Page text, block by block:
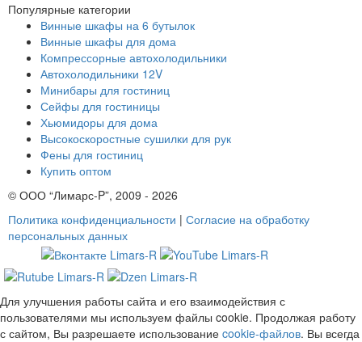
Популярные категории
Винные шкафы на 6 бутылок
Винные шкафы для дома
Компрессорные автохолодильники
Автохолодильники 12V
Минибары для гостиниц
Сейфы для гостиницы
Хьюмидоры для дома
Высокоскоростные сушилки для рук
Фены для гостиниц
Купить оптом
© ООО “Лимарс-P”, 2009 - 2026
Политика конфиденциальности | Согласие на обработку
персональных данных
Для улучшения работы сайта и его взаимодействия с
пользователями мы используем файлы cookie. Продолжая работу
с сайтом, Вы разрешаете использование cookie-файлов. Вы всегда